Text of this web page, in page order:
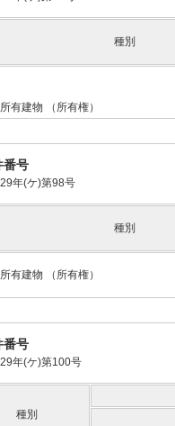
種別
有建物 （所有権）
番号
年(ケ)第98号
種別
有建物 （所有権）
番号
年(ケ)第100号
種別